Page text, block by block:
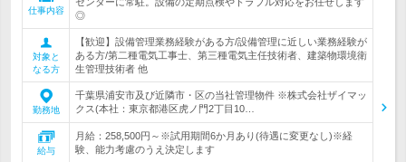
仕事内容
◎
対象と
なる方
【歓迎】設備管理業務経験がある方/設備管理に近しい業務経験が
ある方/第二種電気工事士、第三種電気主任技術者、建築物環境衛
生管理技術者 他
勤務地
千葉県浦安市及び近隣市・区の当社管理物件 ※株式会社ザイマッ
クス(本社：東京都港区虎ノ門2丁目10…
給与
月給：258,500円～※試用期間6か月あり(待遇に変更なし)※経
験、能力考慮のうえ決定します